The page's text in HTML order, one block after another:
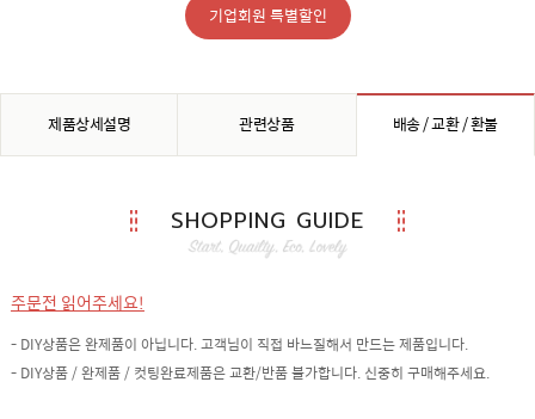
기업회원 특별할인
제품상세설명 관련상품 배송 / 교환 / 환불
SHOPPING GUIDE
주문전 읽어주세요!
- DIY상품은 완제품이 아닙니다. 고객님이 직접 바느질해서 만드는 제품입니다.
- DIY상품 / 완제품 / 컷팅완료제품은 교환/반품 불가합니다. 신중히 구매해주세요.